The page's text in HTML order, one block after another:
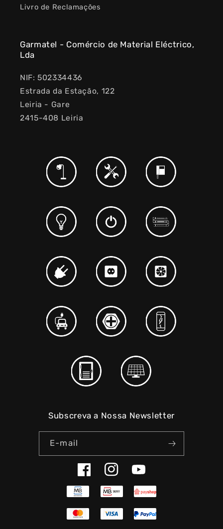
Livro de Reclamações
Garmatel - Comércio de Material Eléctrico,
Lda
NIF: 502334436
Estrada da Estação, 122
Leiria - Gare
2415-408 Leiria
Subscreva a Nossa Newsletter
E-mail
FacebookInstagramYouTube